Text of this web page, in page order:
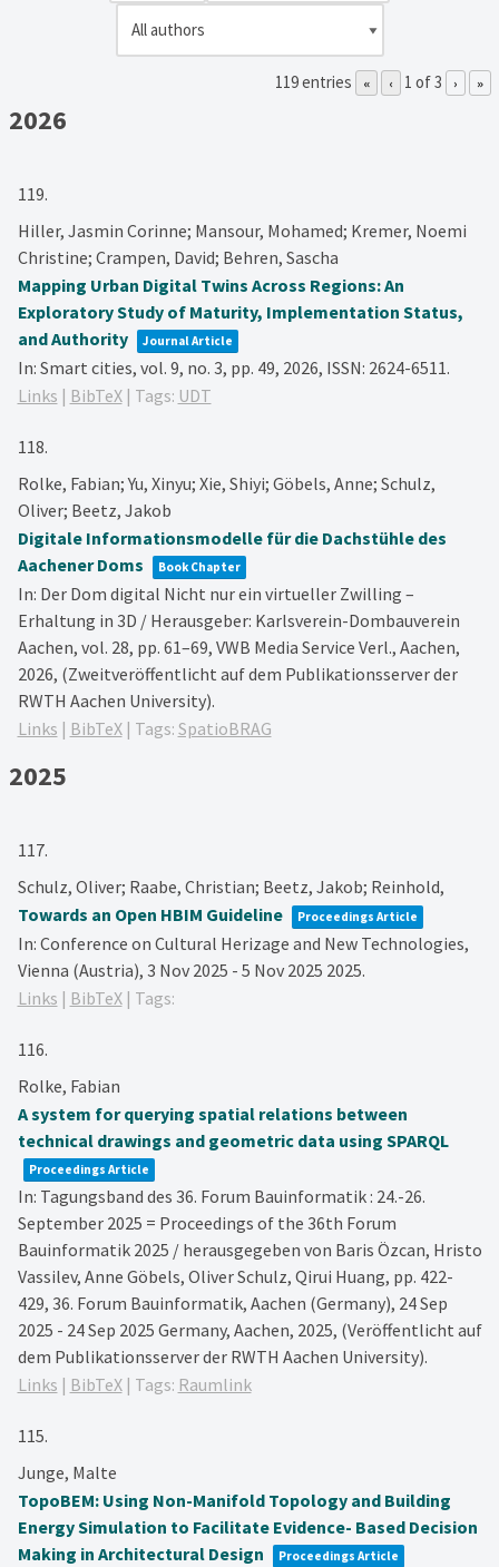
119 entries « ‹ 1 of 3 › »
2026
119.
Hiller, Jasmin Corinne; Mansour, Mohamed; Kremer, Noemi
Christine; Crampen, David; Behren, Sascha
Mapping Urban Digital Twins Across Regions: An
Exploratory Study of Maturity, Implementation Status,
and Authority
Journal Article
In: Smart cities, vol. 9, no. 3, pp. 49, 2026, ISSN: 2624-6511.
Links | BibTeX| Tags: UDT
118.
Rolke, Fabian; Yu, Xinyu; Xie, Shiyi; Göbels, Anne; Schulz,
Oliver; Beetz, Jakob
Digitale Informationsmodelle für die Dachstühle des
Aachener Doms
Book Chapter
In: Der Dom digital Nicht nur ein virtueller Zwilling –
Erhaltung in 3D / Herausgeber: Karlsverein-Dombauverein
Aachen, vol. 28, pp. 61–69, VWB Media Service Verl., Aachen,
2026, (Zweitveröffentlicht auf dem Publikationsserver der
RWTH Aachen University).
Links | BibTeX| Tags: SpatioBRAG
2025
117.
Schulz, Oliver; Raabe, Christian; Beetz, Jakob; Reinhold,
Towards an Open HBIM Guideline
Proceedings Article
In: Conference on Cultural Herizage and New Technologies,
Vienna (Austria), 3 Nov 2025 - 5 Nov 2025 2025.
Links | BibTeX| Tags:
116.
Rolke, Fabian
A system for querying spatial relations between
technical drawings and geometric data using SPARQL
Proceedings Article
In: Tagungsband des 36. Forum Bauinformatik : 24.-26.
September 2025 = Proceedings of the 36th Forum
Bauinformatik 2025 / herausgegeben von Baris Özcan, Hristo
Vassilev, Anne Göbels, Oliver Schulz, Qirui Huang, pp. 422-
429, 36. Forum Bauinformatik, Aachen (Germany), 24 Sep
2025 - 24 Sep 2025 Germany, Aachen, 2025, (Veröffentlicht auf
dem Publikationsserver der RWTH Aachen University).
Links | BibTeX| Tags: Raumlink
115.
Junge, Malte
TopoBEM: Using Non-Manifold Topology and Building
Energy Simulation to Facilitate Evidence- Based Decision
Making in Architectural Design
Proceedings Article